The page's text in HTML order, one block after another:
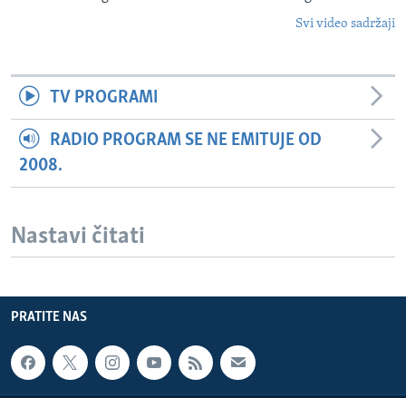
Svi video sadržaji
TV PROGRAMI
RADIO PROGRAM SE NE EMITUJE OD
2008.
Nastavi čitati
PRATITE NAS